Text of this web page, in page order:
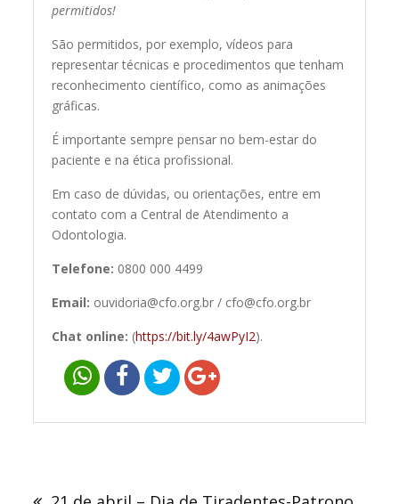
permitidos!
São permitidos, por exemplo, vídeos para
representar técnicas e procedimentos que tenham
reconhecimento científico, como as animações
gráficas.
É importante sempre pensar no bem-estar do
paciente e na ética profissional.
Em caso de dúvidas, ou orientações, entre em
contato com a Central de Atendimento a
Odontologia.
Telefone: 0800 000 4499
Email: ouvidoria@cfo.org.br / cfo@cfo.org.br
Chat online: (https://bit.ly/4awPyI2).